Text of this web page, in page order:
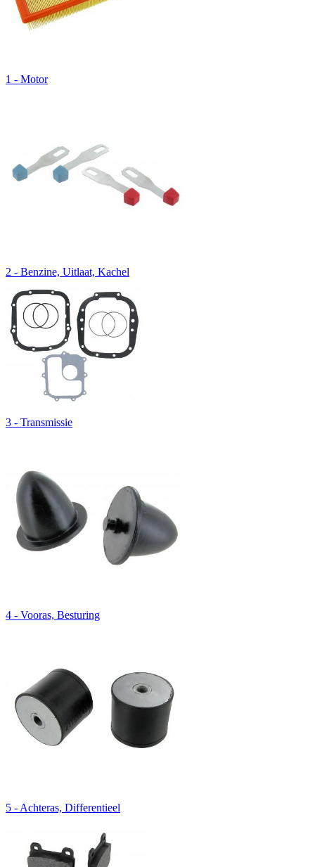
1 - Motor
2 - Benzine, Uitlaat, Kachel
3 - Transmissie
4 - Vooras, Besturing
5 - Achteras, Differentieel